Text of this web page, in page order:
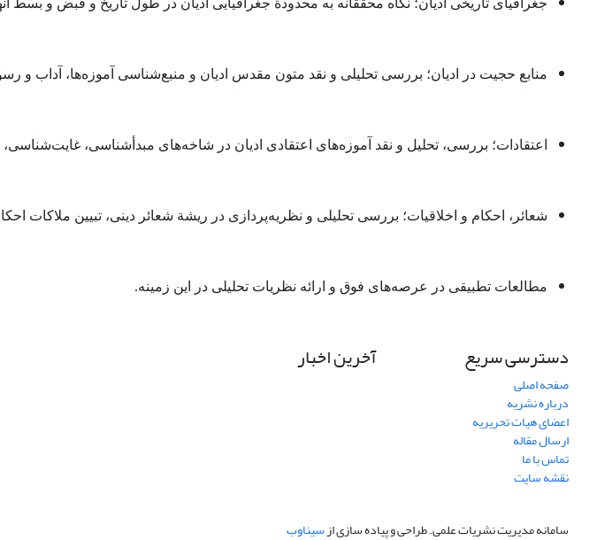
جغرافیای تاریخی ادیان؛ نگاه محققانه به محدودة جغرافیایی ادیان در طول تاریخ و قبض و بسط
منابع حجیت در ادیان؛ بررسی تحلیلی و نقد متون مقدس ادیان و منبع‌شناسی آموزه‌ها، آداب و
اعتقادات؛ بررسی، تحلیل و نقد آموزه‌های اعتقادی ادیان در شاخه‌های مبدأ‌شناسی،
شعائر، احکام و اخلاقیات؛ بررسی تحلیلی و نظریه‌پردازی در ریشة شعائر دینی، تبیین ملاکات
مطالعات تطبیقی در عرصه‌های فوق و ارائه نظریات تحلیلی در این زمینه.
دسترسی سریع
صفحه اصلی
درباره نشریه
اعضای هیات تحریریه
ارسال مقاله
تماس با ما
نقشه سایت
آخرین اخبار
سامانه مدیریت نشریات علمی.طراحی و پیاده سازی ازسیناوب